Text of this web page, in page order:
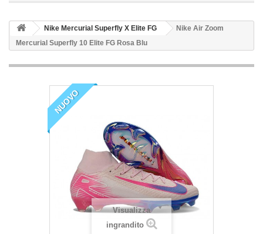
Nike Mercurial Superfly X Elite FG
Nike Air Zoom
Mercurial Superfly 10 Elite FG Rosa Blu
NUOVO
Visualizza
ingrandito